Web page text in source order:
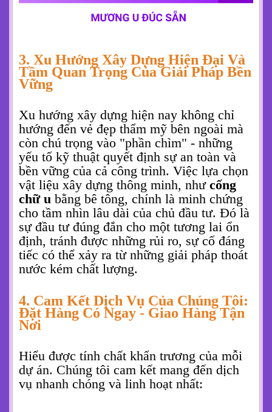
3. Xu Hướng Xây Dựng Hiện Đại Và
Tầm Quan Trọng Của Giải Pháp Bền
Vững
hướng đến vẻ đẹp thẩm mỹ bên ngoài mà
còn chú trọng vào "phần chìm" - những
yếu tố kỹ thuật quyết định sự an toàn và
bền vững của cả công trình. Việc lựa chọn